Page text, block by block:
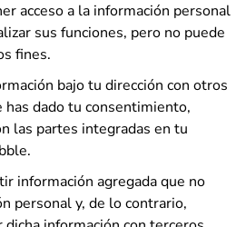
acceso a la información personal
sus funciones, pero no puede
fines.
bajo tu dirección con otros
has dado tu consentimiento,
las partes integradas en tu
información agregada que no
personal y, de lo contrario,